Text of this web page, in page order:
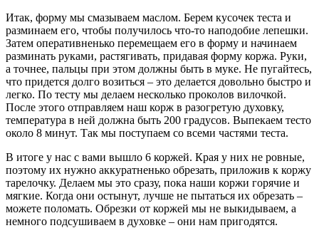
Итак, форму мы смазываем маслом. Берем кусочек теста и
разминаем его, чтобы получилось что-то наподобие лепешки.
Затем оперативненько перемещаем его в форму и начинаем
разминать руками, растягивать, придавая форму коржа. Руки,
а точнее, пальцы при этом должны быть в муке. Не пугайтесь,
что придется долго возиться – это делается довольно быстро и
легко. По тесту мы делаем несколько проколов вилочкой.
После этого отправляем наш корж в разогретую духовку,
температура в ней должна быть 200 градусов. Выпекаем тесто
около 8 минут. Так мы поступаем со всеми частями теста.
В итоге у нас с вами вышло 6 коржей. Края у них не ровные,
поэтому их нужно аккуратненько обрезать, приложив к коржу
тарелочку. Делаем мы это сразу, пока наши коржи горячие и
мягкие. Когда они остынут, лучше не пытаться их обрезать –
можете поломать. Обрезки от коржей мы не выкидываем, а
немного подсушиваем в духовке – они нам пригодятся.